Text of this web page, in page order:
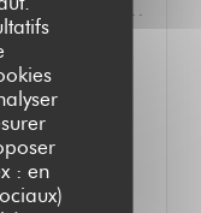
: en